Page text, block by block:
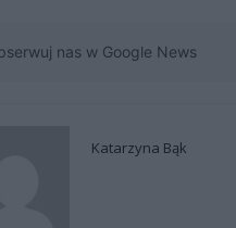
nas w Google News
Katarzyna Bąk